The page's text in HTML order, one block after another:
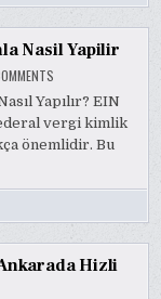
Nasil Yapilir
BASVURUSU
TELEFONLA
NASIL
YAPILIR
Yapılır? EIN
vergi kimlik
önemlidir. Bu
Hizli